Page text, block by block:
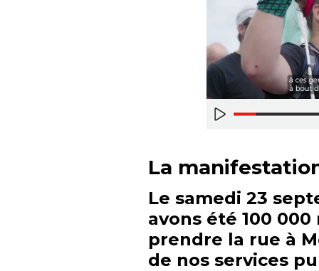
La
Le samedi 23
avons été 100
prendre la rue à
de nos services